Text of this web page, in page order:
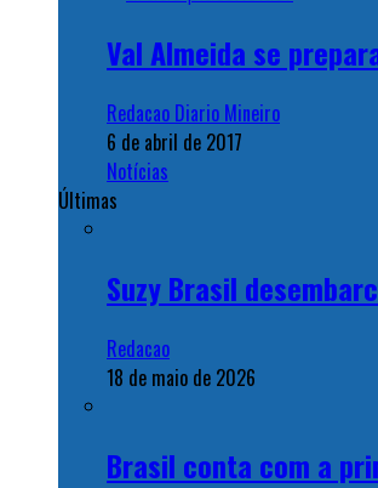
Val Almeida se
Redacao Diario Mineiro
6 de abril de 2017
Notícias
Últimas
Suzy Brasil
Redacao
18 de maio de 2026
Brasil conta com a